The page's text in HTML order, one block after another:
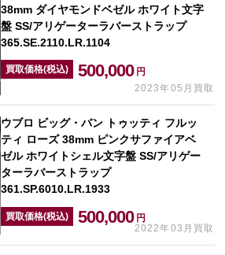
38mm ダイヤモンドベゼル ホワイト文字
盤 SS/アリゲーターラバーストラップ
365.SE.2110.LR.1104
買取価格(税込) 500,000 円
2023年05月買取
ウブロ ビッグ・バン トゥッティ フルッ
ティ ローズ 38mm ピンクサファイアベ
ゼル ホワイトシェル文字盤 SS/アリゲー
ターラバーストラップ
361.SP.6010.LR.1933
買取価格(税込) 500,000 円
2022年03月買取